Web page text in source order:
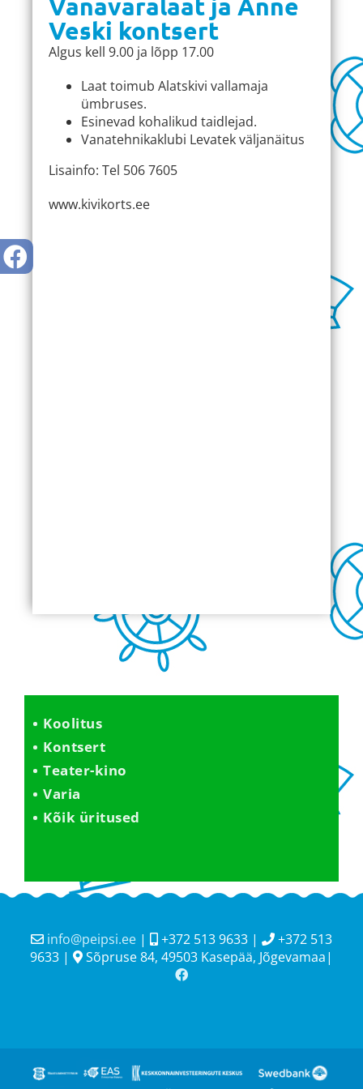
Veski kontsert
Algus kell 9.00 ja lõpp 17.00
Laat toimub Alatskivi vallamaja
ümbruses.
Esinevad kohalikud taidlejad.
Vanatehnikaklubi Levatek väljanäitus
Lisainfo: Tel 506 7605
www.kivikorts.ee
Koolitus
Kontsert
Teater-kino
Varia
Kõik üritused
info@peipsi.ee | +372 513 9633 |
+372 513
9633 |
Sõpruse 84, 49503 Kasepää, Jõgevamaa|